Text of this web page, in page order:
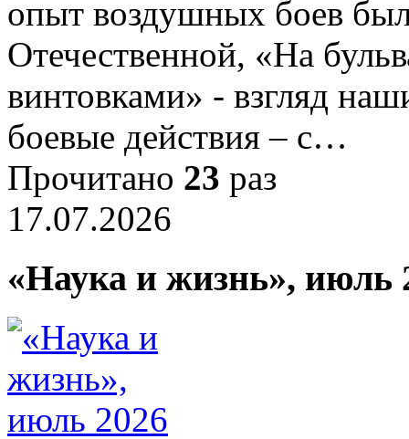
опыт воздушных боев
Отечественной, «На
винтовками» - взгляд
боевые действия – с…
Прочитано 23 раз
17.07.2026
«Наука и жизнь», июль